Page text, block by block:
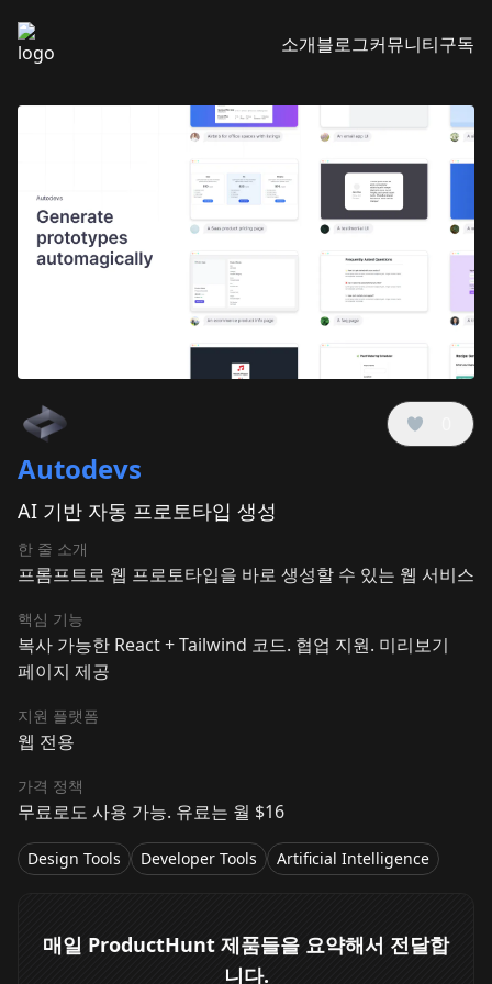
소개블로그커뮤니티구독
Autodevs
AI 기반 자동 프로토타입 생성
한 줄 소개
프롬프트로 웹 프로토타입을 바로 생성할 수 있는 웹 서비스
핵심 기능
복사 가능한 React + Tailwind 코드. 협업 지원. 미리보기
페이지 제공
지원 플랫폼
웹 전용
가격 정책
무료로도 사용 가능. 유료는 월 $16
Design Tools Developer Tools Artificial Intelligence
매일 ProductHunt 제품들을 요약해서 전달합
니다.